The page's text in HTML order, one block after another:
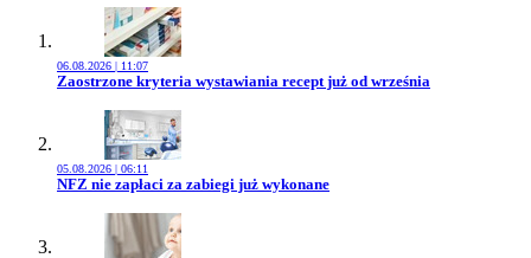
06.08.2026 | 11:07
Przejdź do artykułu:
Zaostrzone kryteria wystawiania recept już od września
05.08.2026 | 06:11
Przejdź do artykułu:
NFZ nie zapłaci za zabiegi już wykonane